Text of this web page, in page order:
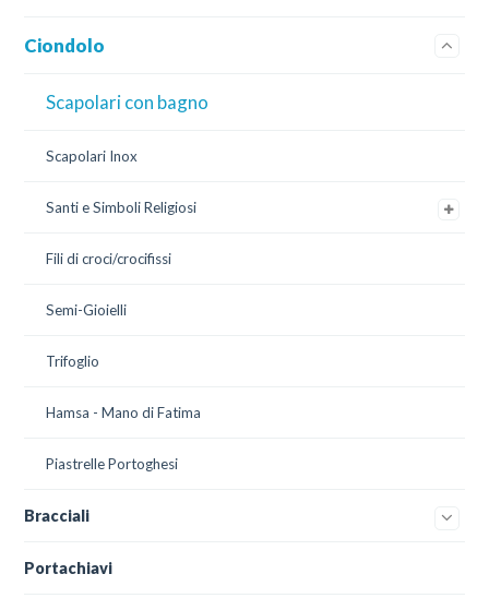
Ciondolo
Scapolari con bagno
Scapolari Inox
Santi e Simboli Religiosi
Fili di croci/crocifissi
Semi-Gioielli
Trifoglio
Hamsa - Mano di Fatima
Piastrelle Portoghesi
Bracciali
Portachiavi